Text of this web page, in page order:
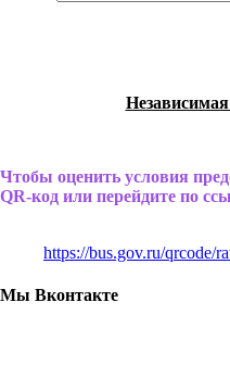
Чтобы оценить условия
QR-код или перейдите по
https://bus.gov.ru/qrcode/
Мы Вконтакте